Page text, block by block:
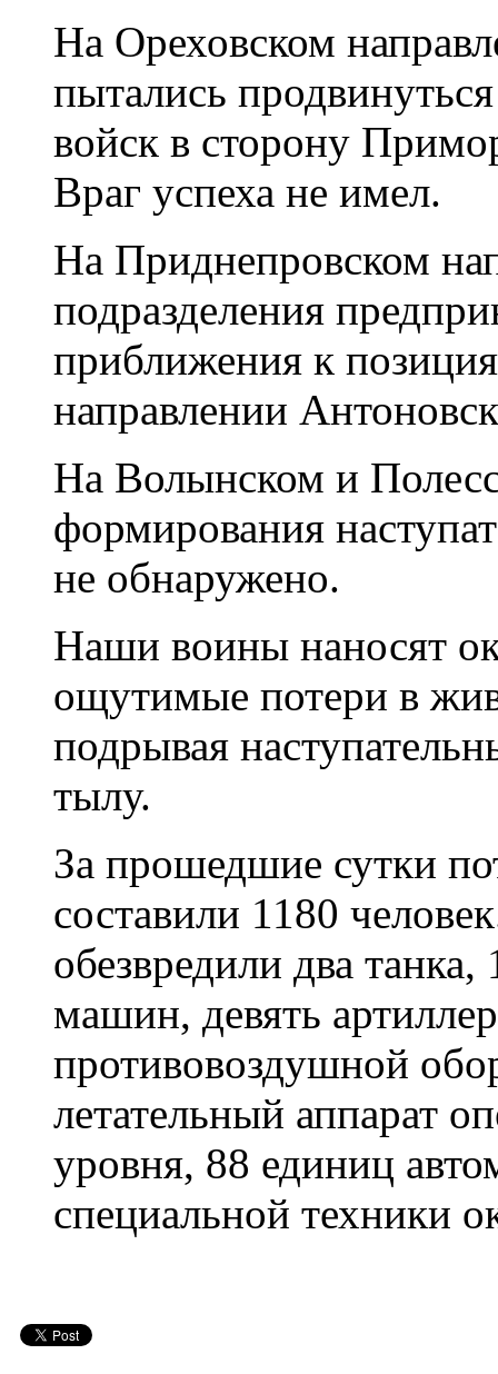
На Ореховском
пытались
войск в сторону
Враг успеха не имел.
На Приднепровском
подразделения
приближения к
направлении
На Волынском и
формирования
не обнаружено.
Наши воины наносят
ощутимые потери в
подрывая
тылу.
За прошедшие сутки
составили 1180
обезвредили два
машин, девять
противовоздушной
летательный аппарат
уровня, 88 единиц
специальной техники